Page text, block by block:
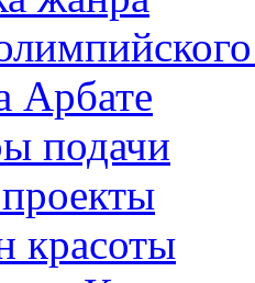
Арбате
подачи
красоты